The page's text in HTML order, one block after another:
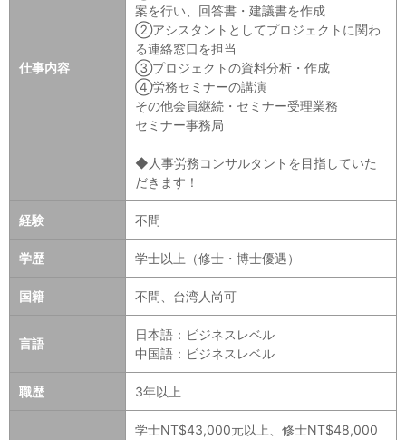
仕事内容
案を行い、回答書・建議書を作成
②アシスタントとしてプロジェクトに関わ
る連絡窓口を担当
③プロジェクトの資料分析・作成
④労務セミナーの講演
その他会員継続・セミナー受理業務
セミナー事務局
◆人事労務コンサルタントを目指していた
だきます！
経験 不問
学歴 学士以上（修士・博士優遇）
国籍 不問、台湾人尚可
言語
日本語：ビジネスレベル
中国語：ビジネスレベル
職歴 3年以上
学士NT$43,000元以上、修士NT$48,000